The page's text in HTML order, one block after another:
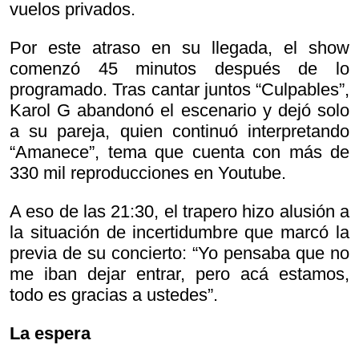
vuelos privados.
Por este atraso en su llegada, el show
comenzó 45 minutos después de lo
programado. Tras cantar juntos “Culpables”,
Karol G abandonó el escenario y dejó solo
a su pareja, quien continuó interpretando
“Amanece”, tema que cuenta con más de
330 mil reproducciones en Youtube.
A eso de las 21:30, el trapero hizo alusión a
la situación de incertidumbre que marcó la
previa de su concierto: “Yo pensaba que no
me iban dejar entrar, pero acá estamos,
todo es gracias a ustedes”.
La espera